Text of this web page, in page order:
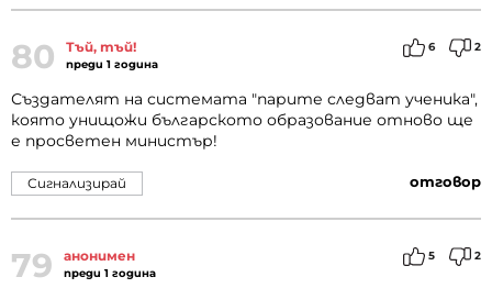
80 Тъй, тъй!
преди 1 година
6 2
Създателят на системата "парите следват ученика",
която унищожи българското образование отново ще
е просветен министър!
отговор
Сигнализирай
79 анонимен
преди 1 година
5 2